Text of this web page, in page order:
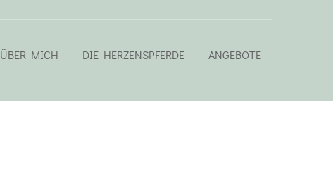
ÜBER MICH DIE HERZENSPFERDE ANGEBOTE